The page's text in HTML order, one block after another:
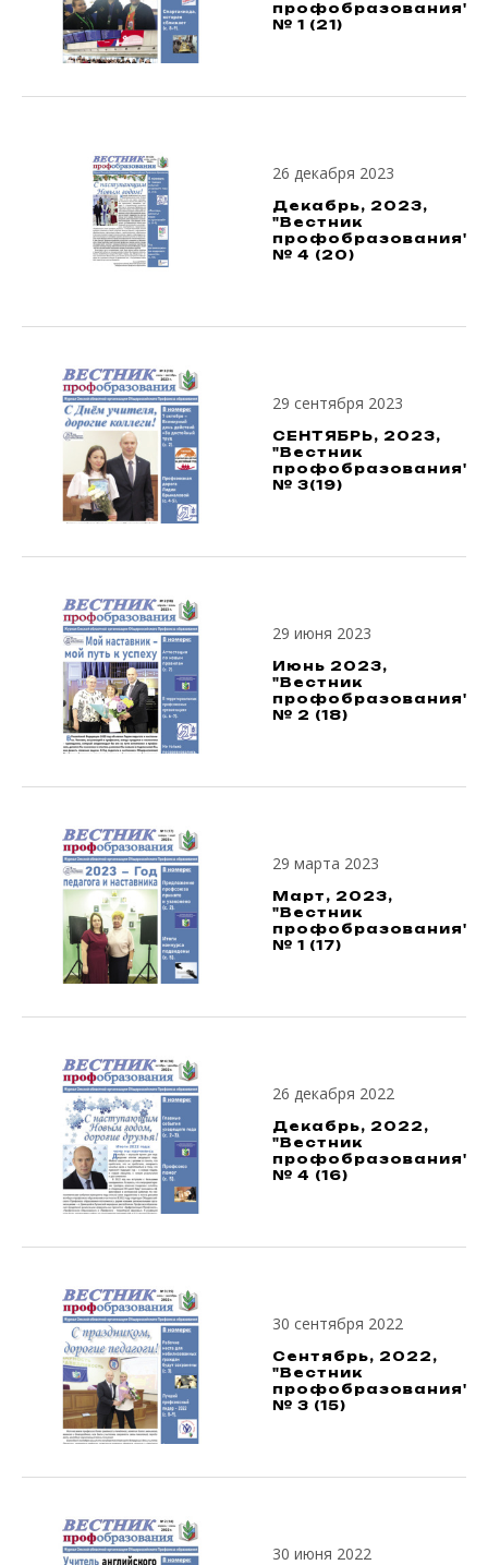
профобразования",
№ 1 (21)
26 декабря 2023
Декабрь, 2023,
"Вестник
профобразования",
№ 4 (20)
29 сентября 2023
СЕНТЯБРЬ, 2023,
"Вестник
профобразования",
№ 3(19)
29 июня 2023
Июнь 2023,
"Вестник
профобразования",
№ 2 (18)
29 марта 2023
Март, 2023,
"Вестник
профобразования",
№ 1 (17)
26 декабря 2022
Декабрь, 2022,
"Вестник
профобразования",
№ 4 (16)
30 сентября 2022
Сентябрь, 2022,
"Вестник
профобразования",
№ 3 (15)
30 июня 2022